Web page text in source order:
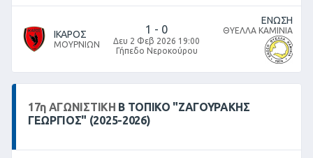
ΙΚΑΡΟΣ
ΜΟΥΡΝΙΩΝ
1 - 0
Δευ 2 Φεβ 2026 19:00
Γήπεδο Νεροκούρου
ΕΝΩΣΗ
ΘΥΕΛΛΑ ΚΑΜΙΝΙΑ
17η ΑΓΩΝΙΣΤΙΚΉ Β ΤΟΠΙΚΌ "ΖΑΓΟΥΡΑΚΗΣ
ΓΕΩΡΓΙΟΣ" (2025-2026)